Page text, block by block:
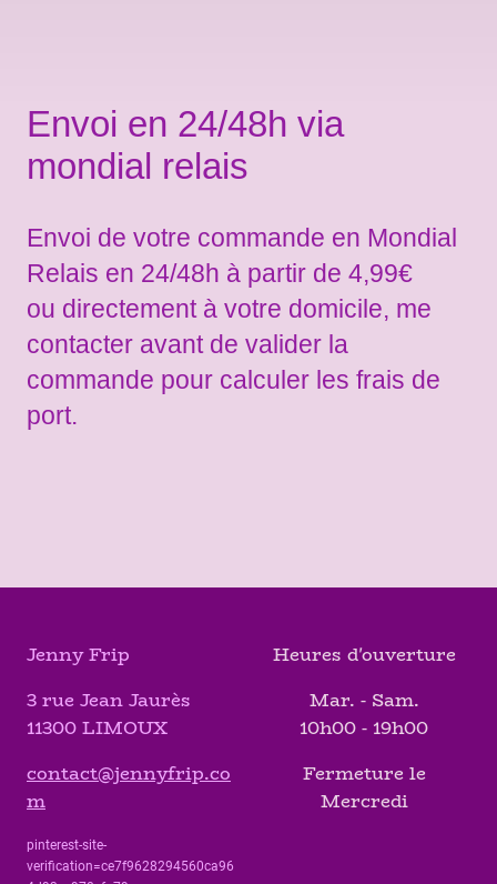
Envoi en 24/48h via
mondial relais
Envoi de votre commande en Mondial
Relais en 24/48h à partir de 4,99€
ou directement à votre domicile, me
contacter avant de valider la
commande pour calculer les frais de
port.
Jenny Frip
3 rue Jean Jaurès
11300 LIMOUX
contact@jennyfrip.co
m
pinterest-site-
verification=ce7f9628294560ca96
Heures d'ouverture
Mar. - Sam.
10h00 - 19h00
Fermeture le
Mercredi